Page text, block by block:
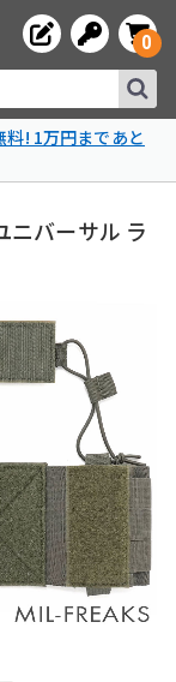
0
料! 1万円まであと
ニバーサル ラ